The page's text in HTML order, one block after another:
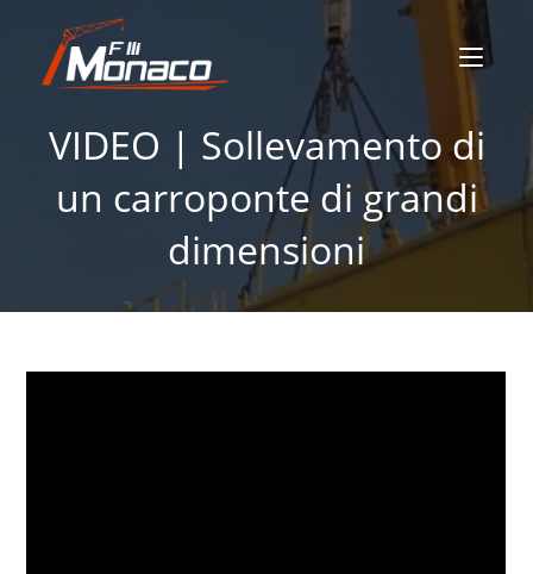
VIDEO | Sollevamento di
un carroponte di grandi
dimensioni